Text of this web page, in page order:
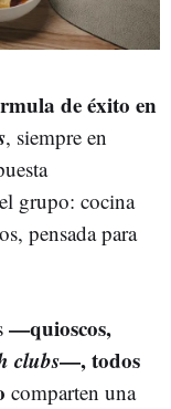
de éxito en
, siempre en
grupo: cocina
pensada para
—quioscos,
clubs—, todos
comparten una